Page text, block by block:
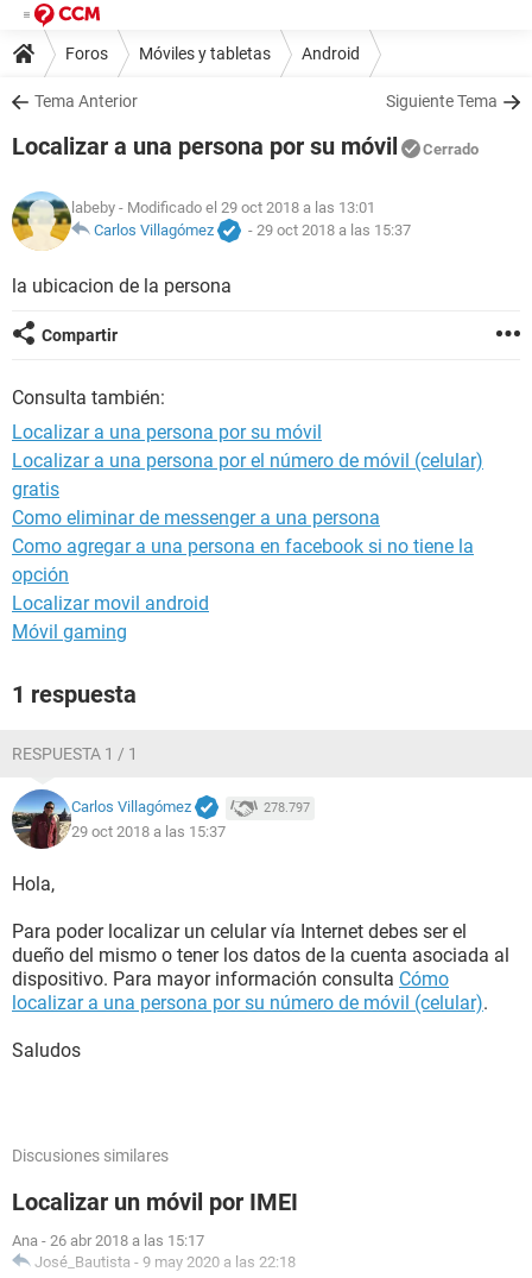
Foros Móviles y tabletas Android
Tema Anterior Siguiente Tema
Localizar a una persona por su móvil Cerrado
labeby - Modificado el 29 oct 2018 a las 13:01
Carlos Villagómez
- 29 oct 2018 a las 15:37
la ubicacion de la persona
Compartir
Consulta también:
Localizar a una persona por su móvil
Localizar a una persona por el número de móvil (celular)
gratis
Como eliminar de messenger a una persona
Como agregar a una persona en facebook si no tiene la
opción
Localizar movil android
Móvil gaming
1 respuesta
RESPUESTA 1 / 1
Carlos Villagómez 278.797
29 oct 2018 a las 15:37
Hola,
Para poder localizar un celular vía Internet debes ser el
dueño del mismo o tener los datos de la cuenta asociada al
dispositivo. Para mayor información consulta Cómo
localizar a una persona por su número de móvil (celular).
Saludos
Discusiones similares
Localizar un móvil por IMEI
Ana - 26 abr 2018 a las 15:17
José_Bautista - 9 may 2020 a las 22:18